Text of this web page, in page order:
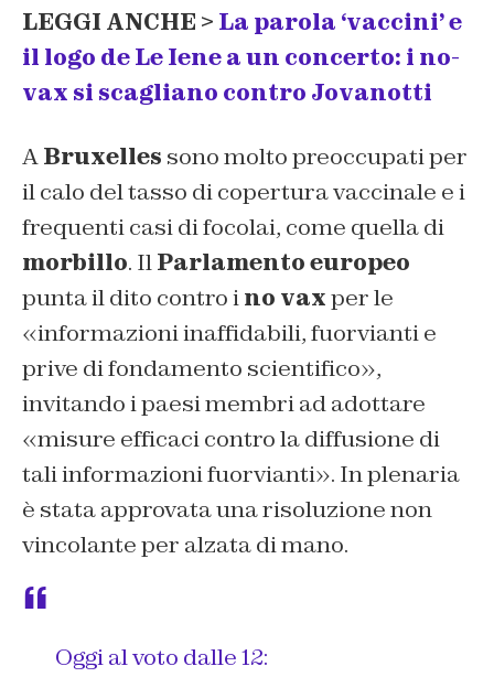
LEGGI ANCHE > La parola ‘vaccini’ e
il logo de Le Iene a un concerto: i no-
vax si scagliano contro Jovanotti
ABruxelles sono molto preoccupati per
il calo del tasso di copertura vaccinale e i
frequenti casi di focolai, come quella di
morbillo. IlParlamento europeo
punta il dito contro ino vaxper le
«informazioni inaffidabili, fuorvianti e
prive di fondamento scientifico»,
invitando i paesi membri ad adottare
«misure efficaci contro la diffusione di
tali informazioni fuorvianti». In plenaria
è stata approvata una risoluzione non
vincolante per alzata di mano.
Oggi al voto dalle 12: